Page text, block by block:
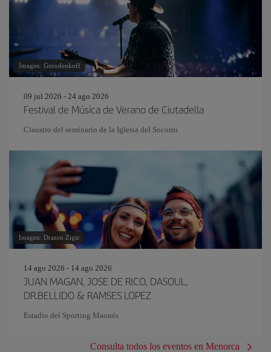
Imagen: Gorodenkoff
09 jul 2026 - 24 ago 2026
Festival de Música de Verano de Ciutadella
Claustro del seminario de la Iglesia del Socorro
Imagen: Drazen Zigic
14 ago 2026 - 14 ago 2026
JUAN MAGAN, JOSE DE RICO, DASOUL,
DR.BELLIDO & RAMSES LOPEZ
Estadio del Sporting Maonés
Consulta todos los eventos en Menorca